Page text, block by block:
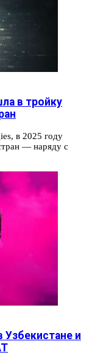
в тройку
в 2025 году
— наряду с
Узбекистане и